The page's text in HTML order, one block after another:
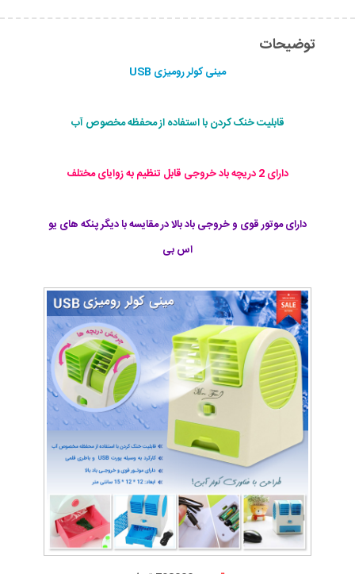
توضیحات
مينی كولر روميزی USB
قابلیت خنک کردن با استفاده از محفظه مخصوص آب
دارای 2 دریچه باد خروجی قابل تنظیم به زوایای مختلف
دارای موتور قوی و خروجی باد بالا در مقایسه با دیگر پنکه های یو
اس بی